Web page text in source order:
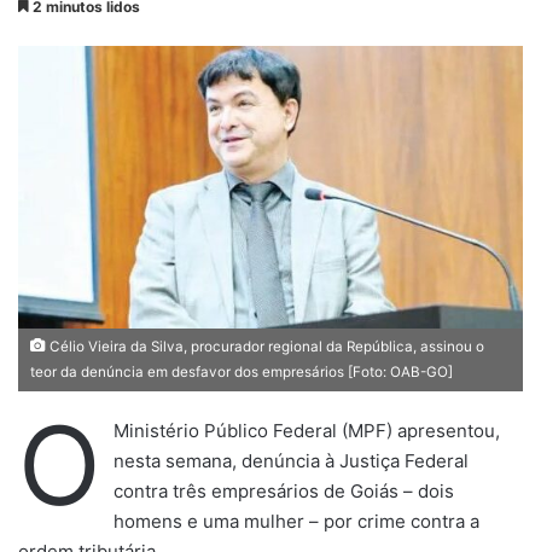
2 minutos lidos
Célio Vieira da Silva, procurador regional da República, assinou o
teor da denúncia em desfavor dos empresários [Foto: OAB-GO]
O
Ministério Público Federal (MPF) apresentou,
nesta semana, denúncia à Justiça Federal
contra três empresários de Goiás – dois
homens e uma mulher – por crime contra a